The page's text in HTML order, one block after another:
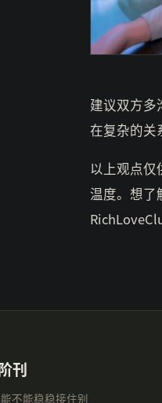
建议双方多
在复杂的关
以上观点仅
温度。想了
刊
不能稳稳接住别